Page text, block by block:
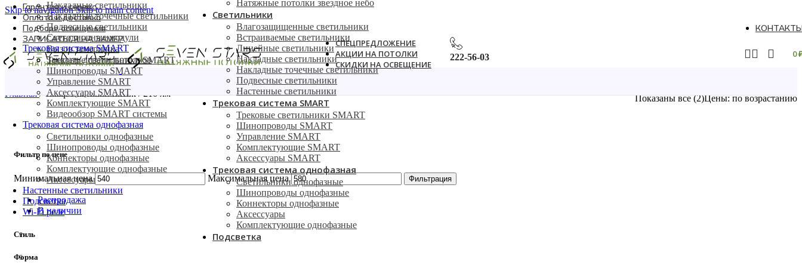
Skip to navigationSkip to main content
Гарантия и сервис
Оплата и доставка
Подборе освещения
ЗАПИСАТЬСЯ НА ЗАМЕР
Вызов замерщика
Заказать дизайн потолков
СПЕЦПРЕДЛОЖЕНИЕ
АКЦИИ НА ПОТОЛКИ
СКИДКИ НА ОСВЕЩЕНИЕ
222-56-03 0
Накладные светильники
Накладные точечные светильники
Подвесные светильники
Светодиодные модули
Трековая система SMART
Трековые светильники SMART
Шинопроводы SMART
Управление SMART
Аксессуары SMART
Комплектующие SMART
Видеообзор SMART системы
Трековая система однофазная
Светильники однофазные
Шинопроводы однофазные
Коннекторы однофазные
Комплектующие однофазные
Аксессуары
Настенные светильники
Подсветка
Wi-Fi реле
Натяжные потолки звездное небо
Светильники
Влагозащищенные светильники
Встраиваемые светильники
Линейные светильники
Накладные светильники
Накладные точечные светильники
Подвесные светильники
Настенные светильники
Трековая система SMART
Трековые светильники SMART
Шинопроводы SMART
Управление SMART
Комплектующие SMART
Аксессуары SMART
Трековая система однофазная
Светильники однофазные
Шинопроводы однофазные
Коннекторы однофазные
Аксессуары
Комплектующие однофазные
Подсветка
Главная/ Товар Световой поток/ 210 лм Показаны все (2)Цены: по возрастанию
Фильтр по цене
Минимальная цена Максимальная цена Фильтрация
Распродажа
В наличии
Стиль
Форма